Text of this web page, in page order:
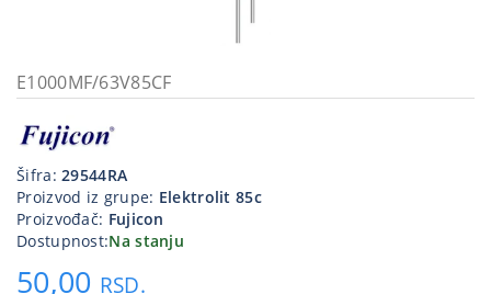
priključci
Kućna
tehnika
Poslovna
oprema,računari
program
E1000MF/63V85CF
Šifra:29544RA
Proizvod iz grupe: Elektrolit 85c
Proizvođač: Fujicon
Dostupnost:Na stanju
50,00 RSD.